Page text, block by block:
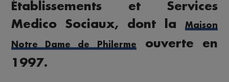
Établissements et Services
Medico Sociaux, dont la
Maison
Notre Dame de Philerme
ouverte en
1997.